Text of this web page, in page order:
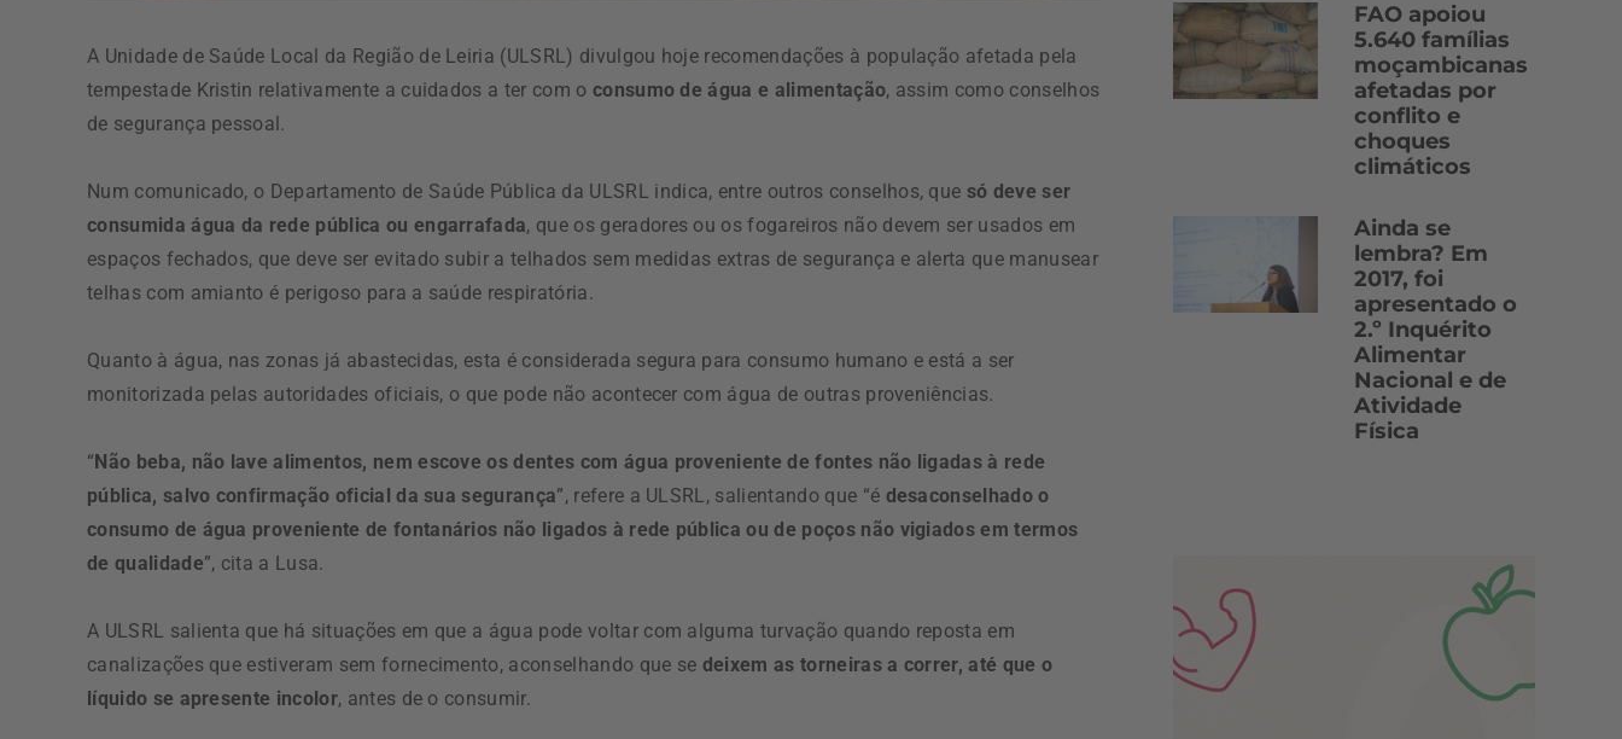
A Unidade de Saúde Local da Região de Leiria (ULSRL) divulgou hoje recomendações à população afetada pela
tempestade Kristin relativamente a cuidados a ter com o consumo de água e alimentação, assim como conselhos
de segurança pessoal.
Num comunicado, o Departamento de Saúde Pública da ULSRL indica, entre outros conselhos, que só deve ser
consumida água da rede pública ou engarrafada, que os geradores ou os fogareiros não devem ser usados em
espaços fechados, que deve ser evitado subir a telhados sem medidas extras de segurança e alerta que manusear
telhas com amianto é perigoso para a saúde respiratória.
Quanto à água, nas zonas já abastecidas, esta é considerada segura para consumo humano e está a ser
monitorizada pelas autoridades oficiais, o que pode não acontecer com água de outras proveniências.
“Não beba, não lave alimentos, nem escove os dentes com água proveniente de fontes não ligadas à rede
pública, salvo confirmação oficial da sua segurança”, refere a ULSRL, salientando que “é desaconselhado o
consumo de água proveniente de fontanários não ligados à rede pública ou de poços não vigiados em termos
de qualidade”, cita a Lusa.
A ULSRL salienta que há situações em que a água pode voltar com alguma turvação quando reposta em
canalizações que estiveram sem fornecimento, aconselhando que se deixem as torneiras a correr, até que o
líquido se apresente incolor, antes de o consumir.
FAO apoiou
5.640 famílias
moçambicanas
afetadas por
conflito e
choques
climáticos
Ainda se
lembra? Em
2017, foi
apresentado o
2.º Inquérito
Alimentar
Nacional e de
Atividade
Física